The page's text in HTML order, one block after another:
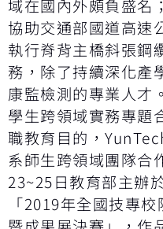
域在國內外頗負盛名
協助交通部國道高速
執行脊背主橋斜張鋼
務，除了持續深化產
康監檢測的專業人才。
學生跨領域實務專題
職教育目的，
系師生跨領域團隊合
23~25日教育部主辦
「2019年全國技專